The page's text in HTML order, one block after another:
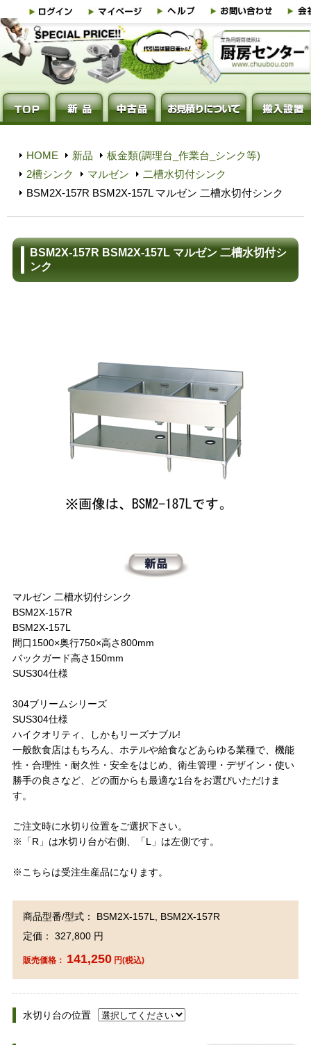
HOME 新品
板金類(調理台_作業台_シンク等)
2槽シンク
マルゼン
二槽水切付シンク
BSM2X-157R BSM2X-157L マルゼン 二槽水切付シンク
BSM2X-157R BSM2X-157L マルゼン 二槽水切付シ
ンク
マルゼン 二槽水切付シンク
BSM2X-157R
BSM2X-157L
間口1500×奥行750×高さ800mm
バックガード高さ150mm
SUS304仕様
304ブリームシリーズ
SUS304仕様
ハイクオリティ、しかもリーズナブル!
一般飲食店はもちろん、ホテルや給食などあらゆる業種で、機能
性・合理性・耐久性・安全をはじめ、衛生管理・デザイン・使い
勝手の良さなど、どの面からも最適な1台をお選びいただけま
す。
ご注文時に水切り位置をご選択下さい。
※「R」は水切り台が右側、「L」は左側です。
※こちらは受注生産品になります。
商品型番/型式： BSM2X-157L, BSM2X-157R
定価： 327,800 円
販売価格： 141,250円(税込)
水切り台の位置